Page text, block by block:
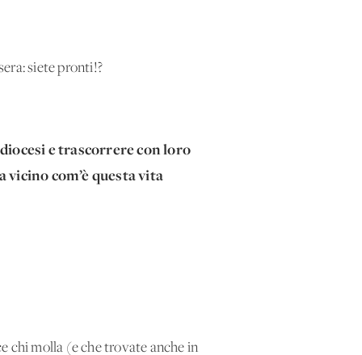
siete pronti!?
e trascorrere con loro
vicino com’è questa vita
chi molla (e che trovate anche in